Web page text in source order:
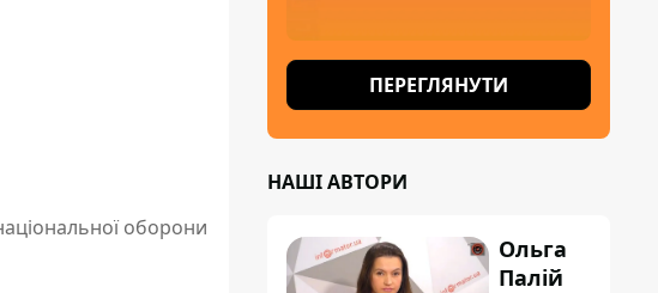
оборони
ПЕРЕГЛЯНУТИ
НАШІ АВТОРИ
Ольга
Палій